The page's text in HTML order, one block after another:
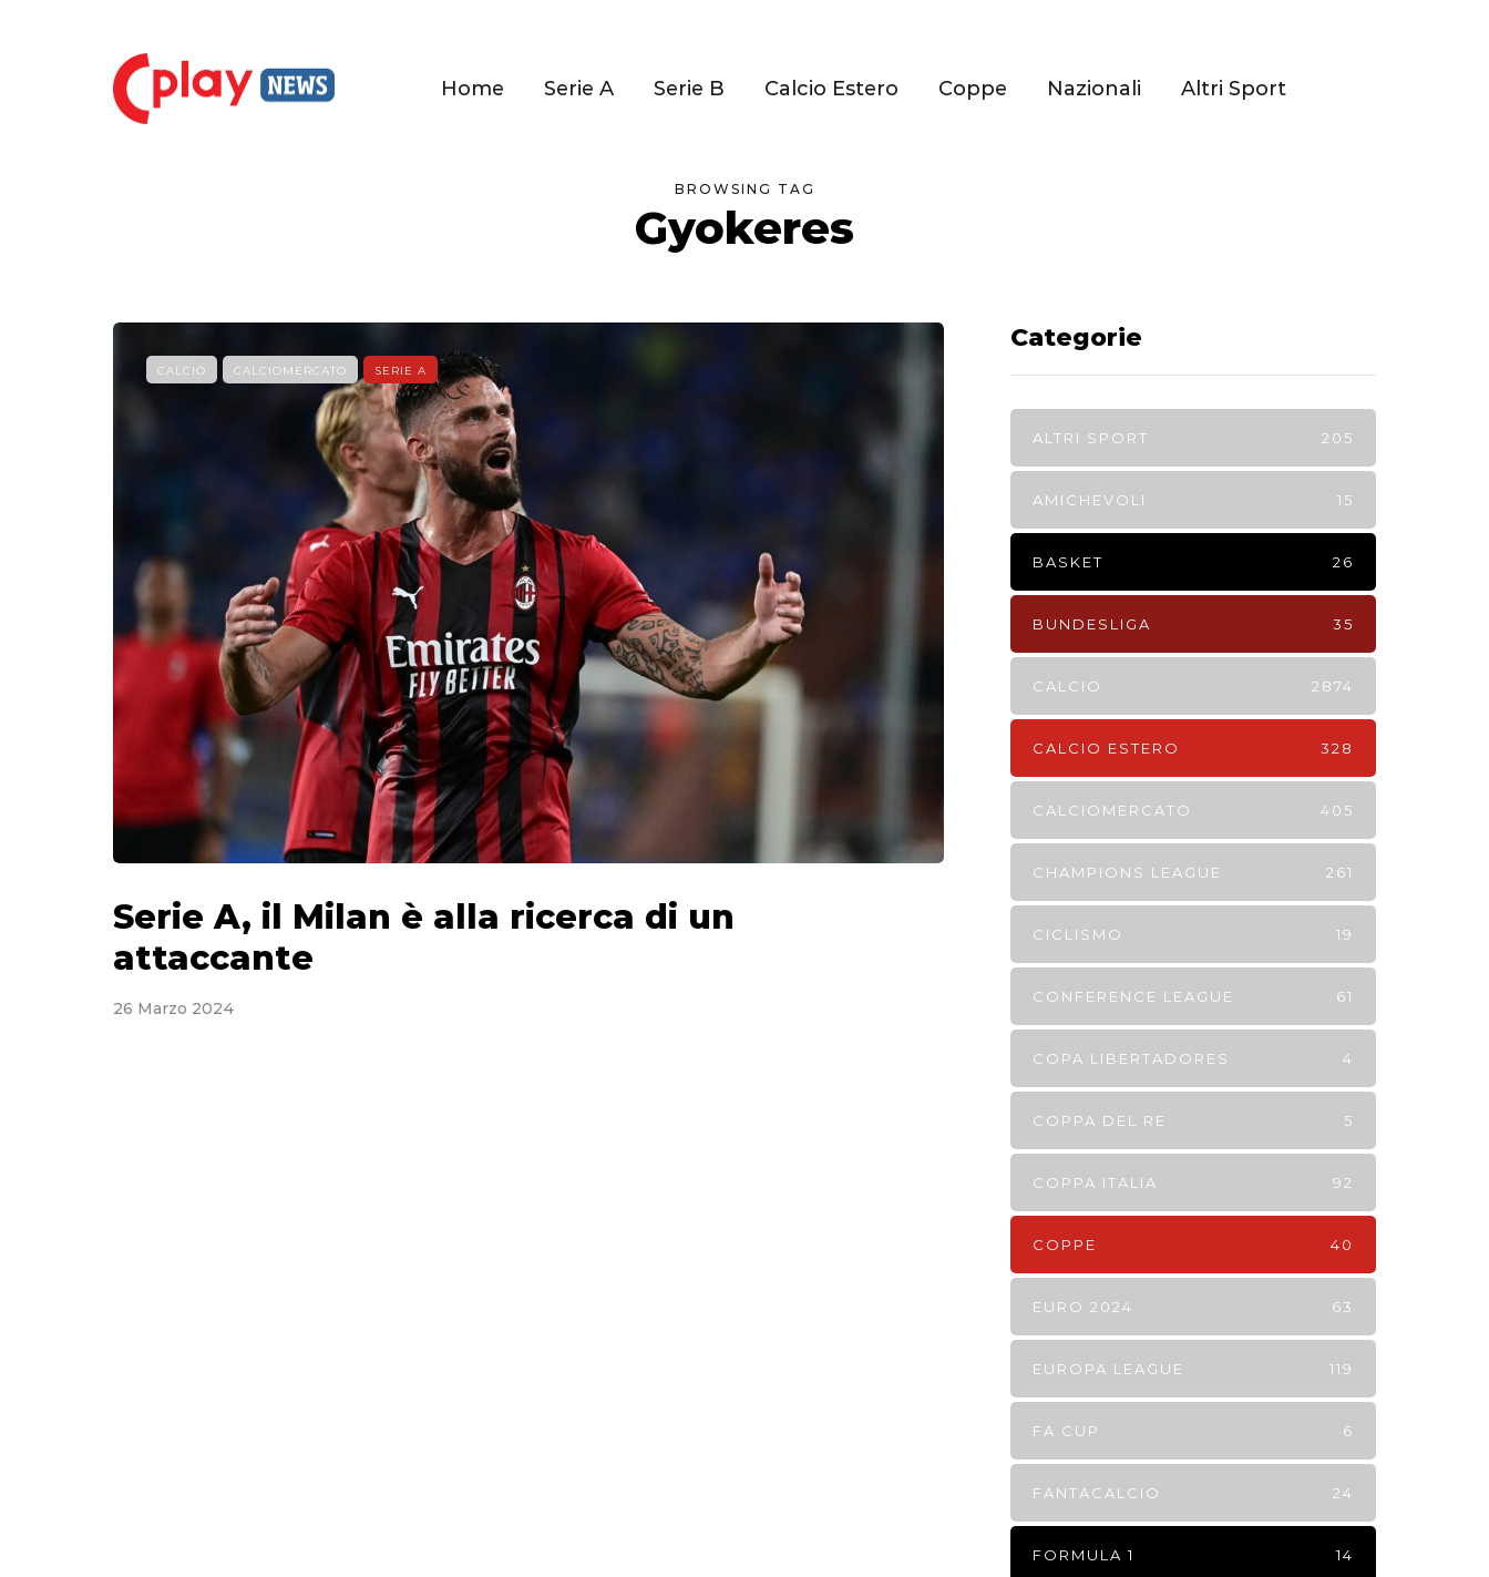
Home Serie A Serie B Calcio Estero Coppe Nazionali Altri Sport
BROWSING TAG
Gyokeres
CALCIO CALCIOMERCATO SERIE A
Serie A, il Milan è alla ricerca di un
attaccante
26 Marzo 2024
Categorie
ALTRI SPORT 205
AMICHEVOLI 15
BASKET 26
BUNDESLIGA 35
CALCIO 2874
CALCIO ESTERO 328
CALCIOMERCATO 405
CHAMPIONS LEAGUE 261
CICLISMO 19
CONFERENCE LEAGUE 61
COPA LIBERTADORES 4
COPPA DEL RE 5
COPPA ITALIA 92
COPPE 40
EURO 2024 63
EUROPA LEAGUE 119
FA CUP 6
FANTACALCIO 24
FORMULA 1 14